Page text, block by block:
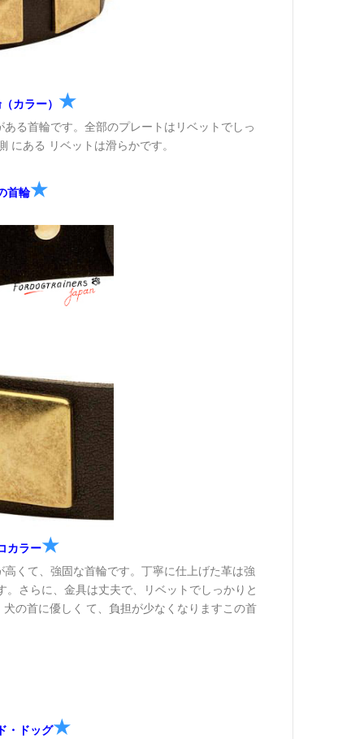
カラー） ★
る首輪です。全部のプレートはリベットでしっ
にある リベットは滑らかです。
首輪★
カラー★
くて、強固な首輪です。丁寧に仕上げた革は強
さらに、金具は丈夫で、リベットでしっかりと
の首に優しく て、負担が少なくなりますこの首
・ドッグ★